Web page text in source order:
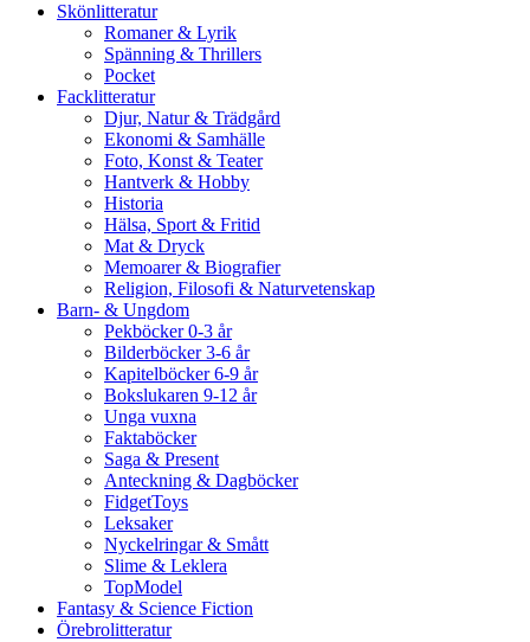
Skönlitteratur
Romaner & Lyrik
Spänning & Thrillers
Pocket
Facklitteratur
Djur, Natur & Trädgård
Ekonomi & Samhälle
Foto, Konst & Teater
Hantverk & Hobby
Historia
Hälsa, Sport & Fritid
Mat & Dryck
Memoarer & Biografier
Religion, Filosofi & Naturvetenskap
Barn- & Ungdom
Pekböcker 0-3 år
Bilderböcker 3-6 år
Kapitelböcker 6-9 år
Bokslukaren 9-12 år
Unga vuxna
Faktaböcker
Saga & Present
Anteckning & Dagböcker
FidgetToys
Leksaker
Nyckelringar & Smått
Slime & Leklera
TopModel
Fantasy & Science Fiction
Örebrolitteratur